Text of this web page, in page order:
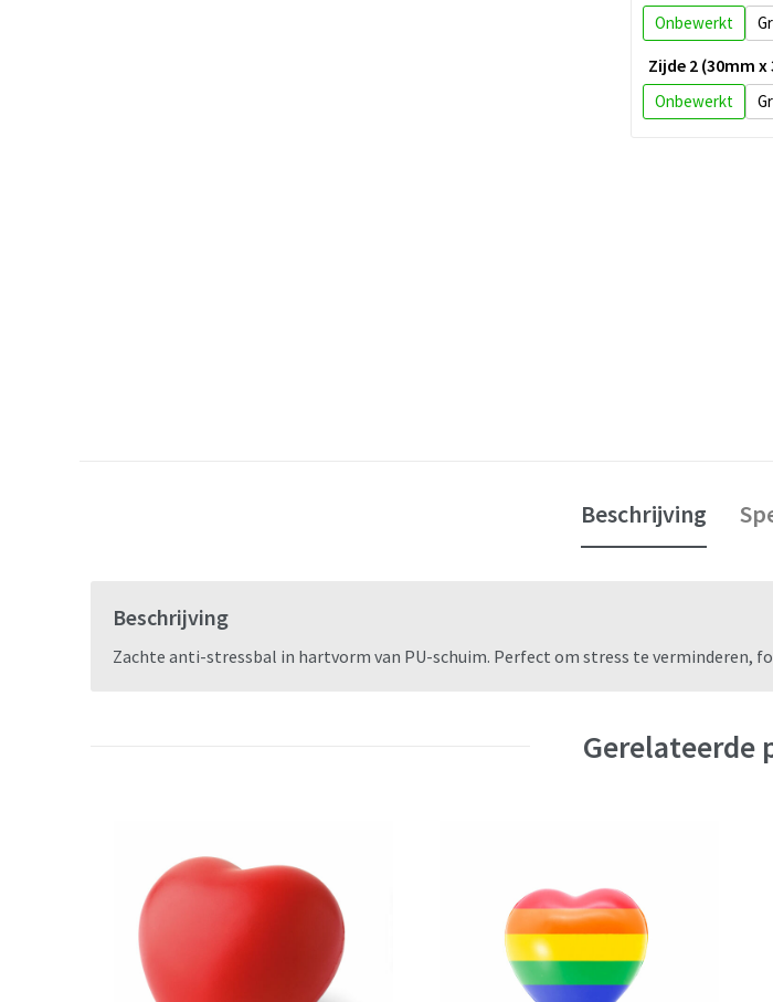
Onbewerkt
Zijde 2 (30mm x
Onbewerkt
Beschrijving
Beschrijving
Zachte anti-stressbal in hartvorm van PU-schuim. Perfect om stress te verminderen,
Gerelateerde